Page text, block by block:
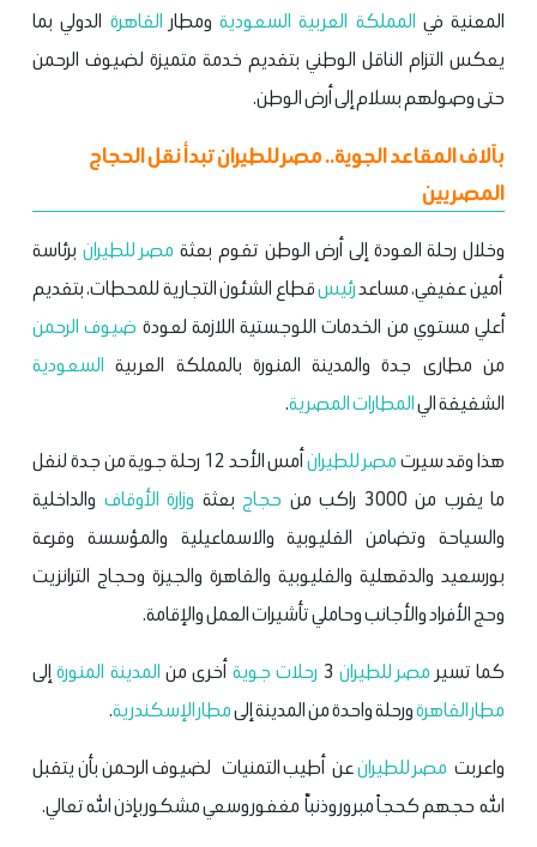
المعنية في المملكة العربية السعودية ومطار القاهرة الدولي بما
يعكس التزام الناقل الوطني بتقديم خدمة متميزة لضيوف الرحمن
حتى وصولهم بسلام إلى أرض الوطن.
بآلاف المقاعد الجوية.. مصر للطيران تبدأ نقل الحجاج
المصريين
وخلال رحلة العودة إلى أرض الوطن تقوم بعثة مصر للطيران برئاسة
أمين عفيفي، مساعدرئيسقطاع الشئون التجارية للمحطات، بتقديم
أعلي مستوي من الخدمات اللوجستية اللازمة لعودة ضيوف الرحمن
من مطارى جدة والمدينة المنورة بالمملكة العربية السعودية
الشقيقة اليالمطارات المصرية.
هذا وقد سيرتمصر للطيران
أمس الأحد 12 رحلة جوية من جدة لنقل
ما يقرب من 3000 راكب من
حجاج بعثة وزارة الأوقاف والداخلية
والسياحة وتضامن القليوبية والاسماعيلية والمؤسسة وقرعة
بورسعيد والدقهلية والقليوبية والقاهرة والجيزة وحجاج الترانزيت
وحج الأفراد والأجانب وحاملي تأشيرات العمل والإقامة.
كما تسير مصر للطيران رحلات جوية أخرى من المدينة المنورةإلى
مطار القاهرةورحلة واحدة من المدينة إلىمطارالإسكندرية.
واعربت مصر للطيرانعن أطيب التمنيات لضيوف الرحمن بأن يتقبل
الله حجهم كحجاً مبرور وذنباّ مغفور وسعي مشكور بإذن الله تعالي.